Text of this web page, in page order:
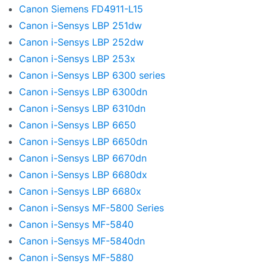
Canon Siemens FD4911-L15
Canon i-Sensys LBP 251dw
Canon i-Sensys LBP 252dw
Canon i-Sensys LBP 253x
Canon i-Sensys LBP 6300 series
Canon i-Sensys LBP 6300dn
Canon i-Sensys LBP 6310dn
Canon i-Sensys LBP 6650
Canon i-Sensys LBP 6650dn
Canon i-Sensys LBP 6670dn
Canon i-Sensys LBP 6680dx
Canon i-Sensys LBP 6680x
Canon i-Sensys MF-5800 Series
Canon i-Sensys MF-5840
Canon i-Sensys MF-5840dn
Canon i-Sensys MF-5880